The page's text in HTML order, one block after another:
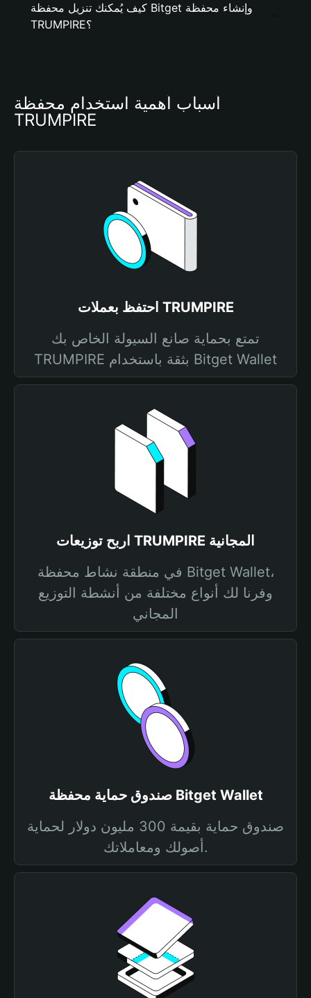
كيف يُمكنك تنزيل محفظة Bitget وإنشاء محفظة
TRUMPIRE؟
أسباب أهمية استخدام محفظة
TRUMPIRE
احتفظ بعملات TRUMPIRE
تمتع بحماية صانع السيولة الخاص بك
TRUMPIRE بثقة باستخدام Bitget Wallet
اربح توزيعات TRUMPIRE المجانية
في منطقة نشاط محفظة Bitget Wallet،
وفرنا لك أنواع مختلفة من أنشطة التوزيع
المجاني
صندوق حماية محفظة Bitget Wallet
صندوق حماية بقيمة 300 مليون دولار لحماية
أصولك ومعاملاتك.